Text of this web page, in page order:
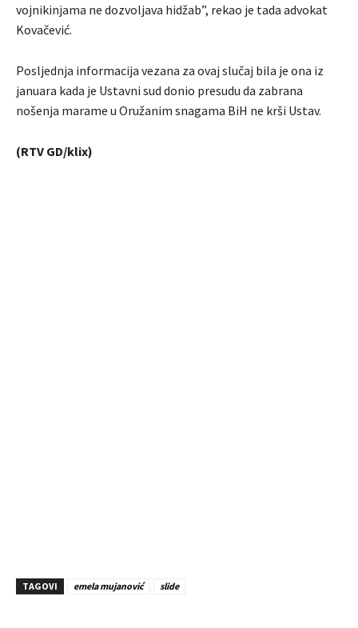
vojnikinjama ne dozvoljava hidžab”, rekao je tada advokat
Kovačević.
Posljednja informacija vezana za ovaj slučaj bila je ona iz
januara kada je Ustavni sud donio presudu da zabrana
nošenja marame u Oružanim snagama BiH ne krši Ustav.
(RTV GD/klix)
TAGOVI emela mujanović slide